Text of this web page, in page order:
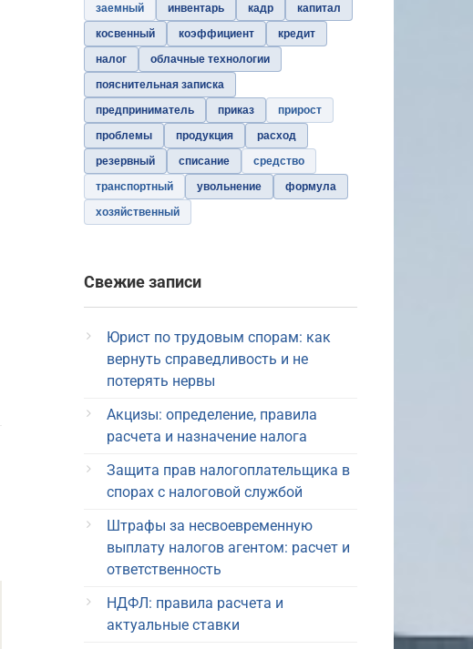
заемный
инвентарь кадр
капитал
косвенный
коэффициент
кредит
налог
облачные технологии
пояснительная записка
предприниматель
приказ
прирост
проблемы
продукция
расход
резервный
списание
средство
транспортный
увольнение
формула
хозяйственный
Свежие записи
Юрист по трудовым спорам: как
вернуть справедливость и не
потерять нервы
Акцизы: определение, правила
расчета и назначение налога
Защита прав налогоплательщика в
спорах с налоговой службой
Штрафы за несвоевременную
выплату налогов агентом: расчет и
ответственность
НДФЛ: правила расчета и
актуальные ставки